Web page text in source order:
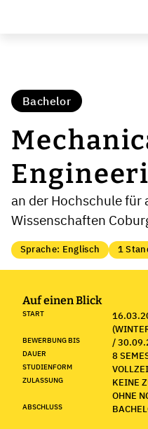
Bachelor
an der Hochschule für
Wissenschaften
Sprache: Englisch 1
Auf einen Blick
START
BEWERBUNG BIS /
DAUER 8
STUDIENFORM
ZULASSUNG
KEINE
OHNE
ABSCHLUSS